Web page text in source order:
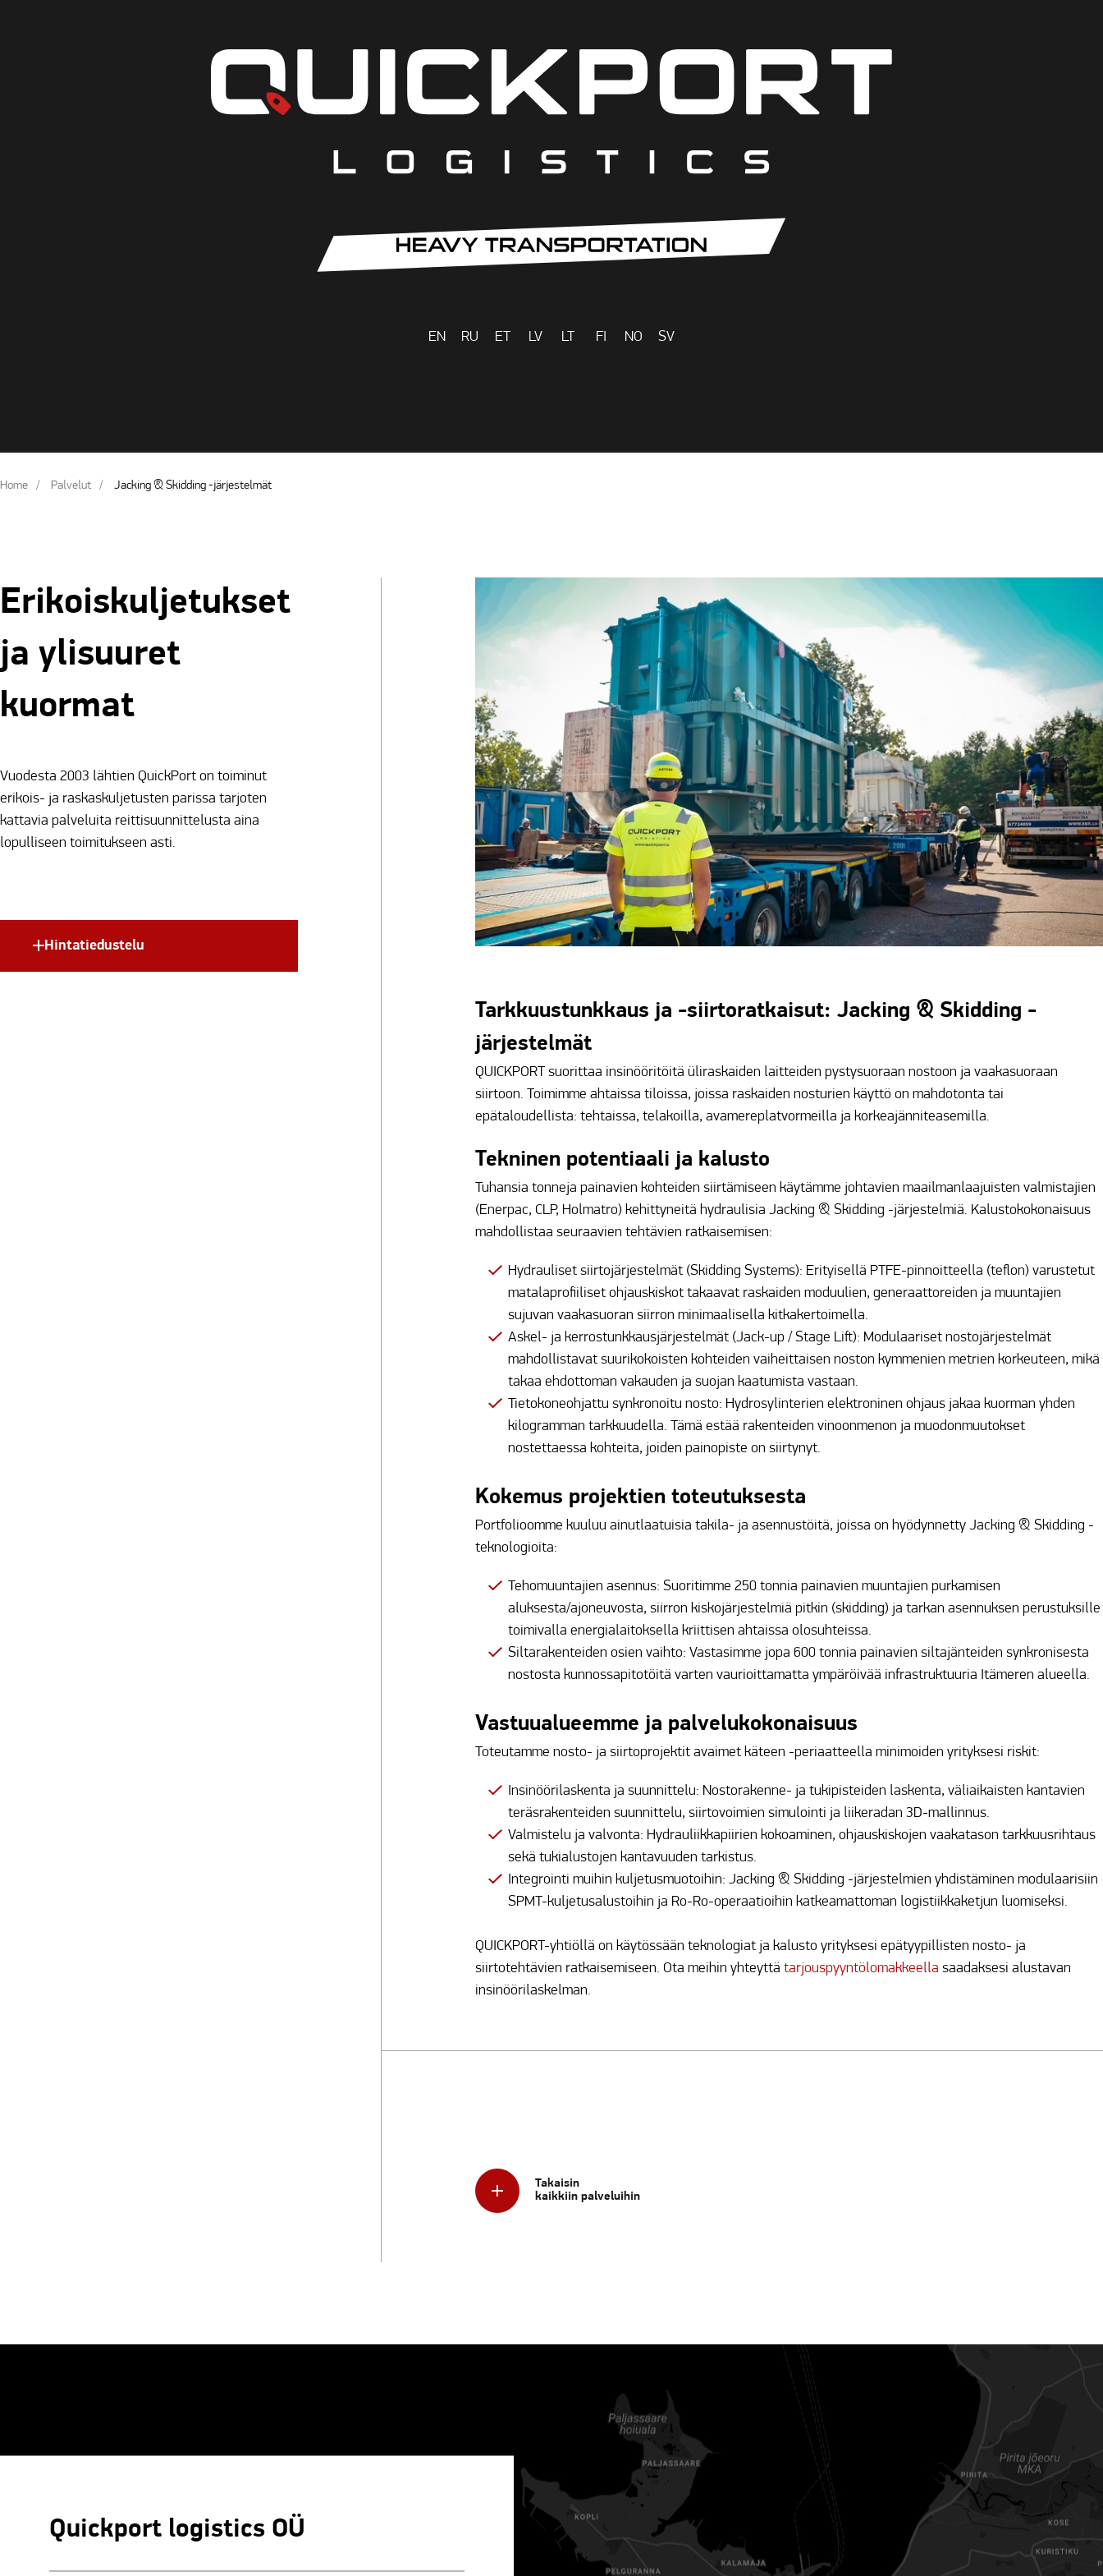
EN RU ET LV LT FI NO SV
Home Palvelut Jacking & Skidding -järjestelmät
Erikoiskuljetukset
ja ylisuuret
kuormat
Vuodesta 2003 lähtien QuickPort on toiminut
erikois- ja raskaskuljetusten parissa tarjoten
kattavia palveluita reittisuunnittelusta aina
lopulliseen toimitukseen asti.
Hintatiedustelu
Tarkkuustunkkaus ja -siirtoratkaisut: Jacking & Skidding -
järjestelmät
QUICKPORT suorittaa insinööritöitä üliraskaiden laitteiden pystysuoraan nostoon ja vaakasuoraan
siirtoon. Toimimme ahtaissa tiloissa, joissa raskaiden nosturien käyttö on mahdotonta tai
epätaloudellista: tehtaissa, telakoilla, avamereplatvormeilla ja korkeajänniteasemilla.
Tekninen potentiaali ja kalusto
Tuhansia tonneja painavien kohteiden siirtämiseen käytämme johtavien maailmanlaajuisten valmistajien
(Enerpac, CLP, Holmatro) kehittyneitä hydraulisia Jacking & Skidding -järjestelmiä. Kalustokokonaisuus
mahdollistaa seuraavien tehtävien ratkaisemisen:
Hydrauliset siirtojärjestelmät (Skidding Systems): Erityisellä PTFE-pinnoitteella (teflon) varustetut
matalaprofiiliset ohjauskiskot takaavat raskaiden moduulien, generaattoreiden ja muuntajien
sujuvan vaakasuoran siirron minimaalisella kitkakertoimella.
Askel- ja kerrostunkkausjärjestelmät (Jack-up / Stage Lift): Modulaariset nostojärjestelmät
mahdollistavat suurikokoisten kohteiden vaiheittaisen noston kymmenien metrien korkeuteen, mikä
takaa ehdottoman vakauden ja suojan kaatumista vastaan.
Tietokoneohjattu synkronoitu nosto: Hydrosylinterien elektroninen ohjaus jakaa kuorman yhden
kilogramman tarkkuudella. Tämä estää rakenteiden vinoonmenon ja muodonmuutokset
nostettaessa kohteita, joiden painopiste on siirtynyt.
Kokemus projektien toteutuksesta
Portfolioomme kuuluu ainutlaatuisia takila- ja asennustöitä, joissa on hyödynnetty Jacking & Skidding -
teknologioita:
Tehomuuntajien asennus: Suoritimme 250 tonnia painavien muuntajien purkamisen
aluksesta/ajoneuvosta, siirron kiskojärjestelmiä pitkin (skidding) ja tarkan asennuksen perustuksille
toimivalla energialaitoksella kriittisen ahtaissa olosuhteissa.
Siltarakenteiden osien vaihto: Vastasimme jopa 600 tonnia painavien siltajänteiden synkronisesta
nostosta kunnossapitotöitä varten vaurioittamatta ympäröivää infrastruktuuria Itämeren alueella.
Vastuualueemme ja palvelukokonaisuus
Toteutamme nosto- ja siirtoprojektit avaimet käteen -periaatteella minimoiden yrityksesi riskit:
Insinöörilaskenta ja suunnittelu: Nostorakenne- ja tukipisteiden laskenta, väliaikaisten kantavien
teräsrakenteiden suunnittelu, siirtovoimien simulointi ja liikeradan 3D-mallinnus.
Valmistelu ja valvonta: Hydrauliikkapiirien kokoaminen, ohjauskiskojen vaakatason tarkkuusrihtaus
sekä tukialustojen kantavuuden tarkistus.
Integrointi muihin kuljetusmuotoihin: Jacking & Skidding -järjestelmien yhdistäminen modulaarisiin
SPMT-kuljetusalustoihin ja Ro-Ro-operaatioihin katkeamattoman logistiikkaketjun luomiseksi.
QUICKPORT-yhtiöllä on käytössään teknologiat ja kalusto yrityksesi epätyypillisten nosto- ja
siirtotehtävien ratkaisemiseen. Ota meihin yhteyttä tarjouspyyntölomakkeella saadaksesi alustavan
insinöörilaskelman.
Takaisin
kaikkiin palveluihin
Quickport logistics OÜ